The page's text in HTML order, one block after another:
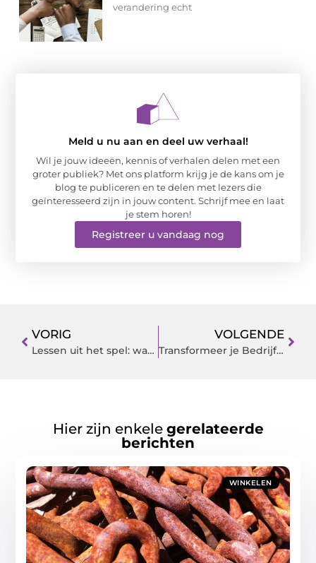
verandering echt
Meld u nu aan en deel uw verhaal!
Wil je jouw ideeën, kennis of verhalen delen met een
groter publiek? Met ons platform krijg je de kans om je
blog te publiceren en te delen met lezers die
geïnteresseerd zijn in jouw content. Schrijf mee en laat
je stem horen!
Registreer u vandaag nog
VORIG
Lessen uit het spel: wat we van spelen kunnen leren
VOLGENDE
Transformeer je Bedrijf Door Online Marketing in Zoetermeer
Hier zijn enkele gerelateerde
berichten
WINKELEN